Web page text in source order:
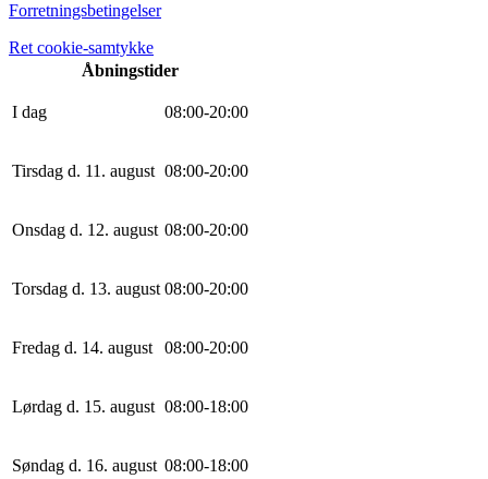
Forretningsbetingelser
Ret cookie-samtykke
Åbningstider
I dag 08:00-20:00
Tirsdag d. 11. august 08:00-20:00
Onsdag d. 12. august 08:00-20:00
Torsdag d. 13. august 08:00-20:00
Fredag d. 14. august 08:00-20:00
Lørdag d. 15. august 08:00-18:00
Søndag d. 16. august 08:00-18:00